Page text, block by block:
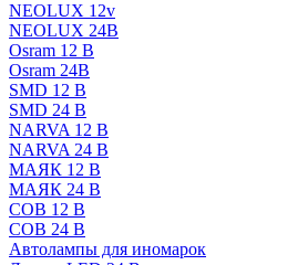
NEOLUX 12v
NEOLUX 24В
Osram 12 В
Osram 24В
SMD 12 В
SMD 24 В
NARVA 12 В
NARVA 24 В
МАЯК 12 В
МАЯК 24 В
COB 12 В
COB 24 В
Автолампы для иномарок